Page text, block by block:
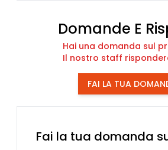
Domande E
Hai una domanda sul
Il nostro staff
FAI LA TUA
Fai la tua domanda